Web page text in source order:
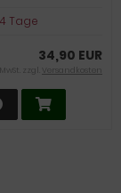
Tage
34,90 EUR
zzgl. Versandkosten